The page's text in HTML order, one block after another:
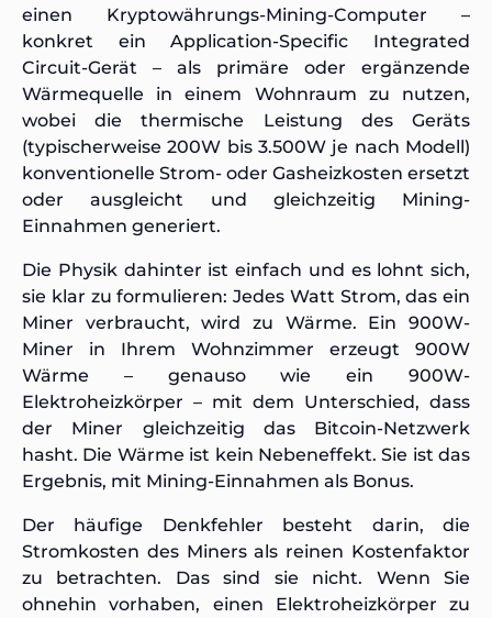
einen Kryptowährungs-Mining-Computer –
konkret ein Application-Specific Integrated
Circuit-Gerät – als primäre oder ergänzende
Wärmequelle in einem Wohnraum zu nutzen,
wobei die thermische Leistung des Geräts
(typischerweise 200W bis 3.500W je nach Modell)
konventionelle Strom- oder Gasheizkosten ersetzt
oder ausgleicht und gleichzeitig Mining-
Einnahmen generiert.
Die Physik dahinter ist einfach und es lohnt sich,
sie klar zu formulieren: Jedes Watt Strom, das ein
Miner verbraucht, wird zu Wärme. Ein 900W-
Miner in Ihrem Wohnzimmer erzeugt 900W
Wärme – genauso wie ein 900W-
Elektroheizkörper – mit dem Unterschied, dass
der Miner gleichzeitig das Bitcoin-Netzwerk
hasht. Die Wärme ist kein Nebeneffekt. Sie ist das
Ergebnis, mit Mining-Einnahmen als Bonus.
Der häufige Denkfehler besteht darin, die
Stromkosten des Miners als reinen Kostenfaktor
zu betrachten. Das sind sie nicht. Wenn Sie
ohnehin vorhaben, einen Elektroheizkörper zu